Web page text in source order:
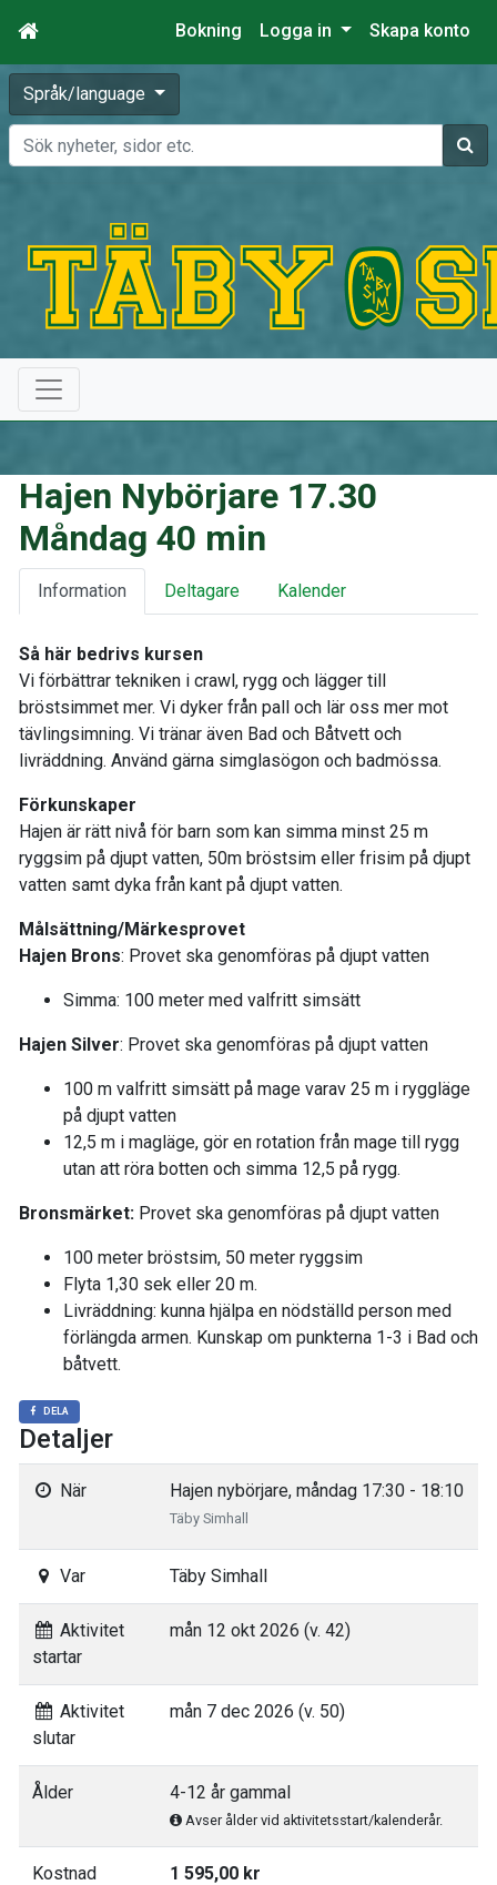
Bokning Logga in Skapa konto
Språk/language
Sök
Hajen Nybörjare 17.30
Måndag 40 min
Information Deltagare Kalender
Så här bedrivs kursen
Vi förbättrar tekniken i crawl, rygg och lägger till
bröstsimmet mer. Vi dyker från pall och lär oss mer mot
tävlingsimning. Vi tränar även Bad och Båtvett och
livräddning. Använd gärna simglasögon och badmössa.
Förkunskaper
Hajen är rätt nivå för barn som kan simma minst 25 m
ryggsim på djupt vatten, 50m bröstsim eller frisim på djupt
vatten samt dyka från kant på djupt vatten.
Målsättning/Märkesprovet
Hajen Brons: Provet ska genomföras på djupt vatten
Simma: 100 meter med valfritt simsätt
Hajen Silver: Provet ska genomföras på djupt vatten
100 m valfritt simsätt på mage varav 25 m i ryggläge
på djupt vatten
12,5 m i magläge, gör en rotation från mage till rygg
utan att röra botten och simma 12,5 på rygg.
Bronsmärket: Provet ska genomföras på djupt vatten
100 meter bröstsim, 50 meter ryggsim
Flyta 1,30 sek eller 20 m.
Livräddning: kunna hjälpa en nödställd person med
förlängda armen. Kunskap om punkterna 1-3 i Bad och
båtvett.
DELA
Detaljer
När Hajen nybörjare, måndag 17:30 - 18:10
Täby Simhall
Var Täby Simhall
Aktivitet
startar
mån 12 okt 2026 (v. 42)
Aktivitet
slutar
mån 7 dec 2026 (v. 50)
Ålder 4-12 år gammal
Avser ålder vid aktivitetsstart/kalenderår.
Kostnad 1 595,00 kr